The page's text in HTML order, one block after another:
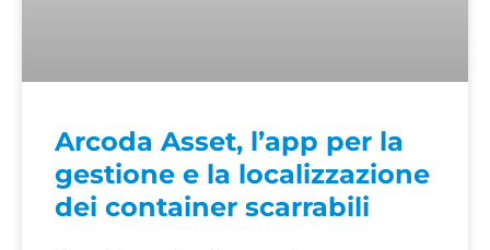
Arcoda Asset, l’app per la
gestione e la localizzazione
dei container scarrabili